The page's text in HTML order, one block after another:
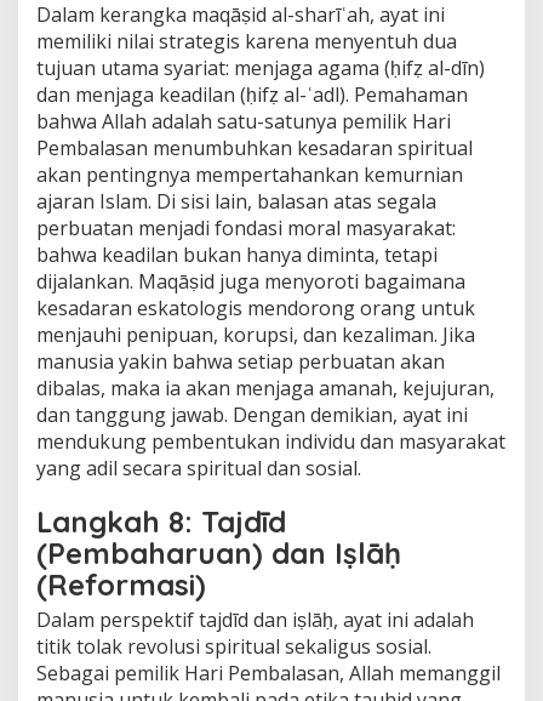
Dalam kerangka maqāṣid al-sharīʿah, ayat ini
memiliki nilai strategis karena menyentuh dua
tujuan utama syariat: menjaga agama (ḥifẓ al-dīn)
dan menjaga keadilan (ḥifẓ al-ʿadl). Pemahaman
bahwa Allah adalah satu-satunya pemilik Hari
Pembalasan menumbuhkan kesadaran spiritual
akan pentingnya mempertahankan kemurnian
ajaran Islam. Di sisi lain, balasan atas segala
perbuatan menjadi fondasi moral masyarakat:
bahwa keadilan bukan hanya diminta, tetapi
dijalankan. Maqāṣid juga menyoroti bagaimana
kesadaran eskatologis mendorong orang untuk
menjauhi penipuan, korupsi, dan kezaliman. Jika
manusia yakin bahwa setiap perbuatan akan
dibalas, maka ia akan menjaga amanah, kejujuran,
dan tanggung jawab. Dengan demikian, ayat ini
mendukung pembentukan individu dan masyarakat
yang adil secara spiritual dan sosial.
Langkah 8: Tajdīd
(Pembaharuan) dan Iṣlāḥ
(Reformasi)
Dalam perspektif tajdīd dan iṣlāḥ, ayat ini adalah
titik tolak revolusi spiritual sekaligus sosial.
Sebagai pemilik Hari Pembalasan, Allah memanggil